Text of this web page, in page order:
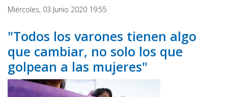
Miércoles, 03 Junio 2020 19:55
"Todos los varones tienen algo
que cambiar, no solo los que
golpean a las mujeres"